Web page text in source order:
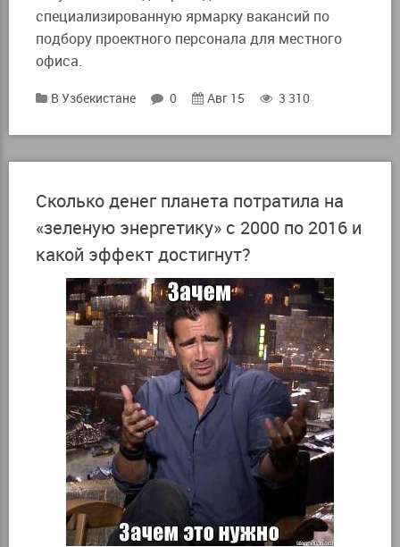
специализированную ярмарку вакансий по
подбору проектного персонала для местного
офиса.
В Узбекистане 0 Авг 15 3 310
Сколько денег планета потратила на
«зеленую энергетику» с 2000 по 2016 и
какой эффект достигнут?